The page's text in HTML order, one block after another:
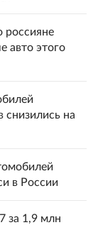
россияне
авто этого
снизились на
в России
за 1,9 млн